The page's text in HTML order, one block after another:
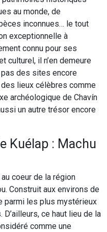
au monde, de
inconnues… le tout
exceptionnelle à
connu pour ses
culturel, il n’en demeure
des sites encore
lieux célèbres comme
archéologique de Chavín
un autre trésor encore
Kuélap : Machu
coeur de la région
Construit aux environs de
parmi les plus mystérieux
ce haut lieu de la
comme une